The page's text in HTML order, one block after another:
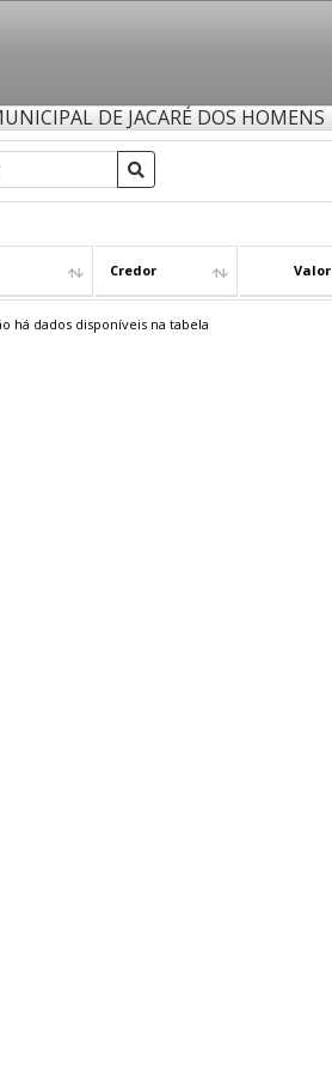
DE JACARÉ DOS HOMENS
Credor Valor
há dados disponíveis na tabela